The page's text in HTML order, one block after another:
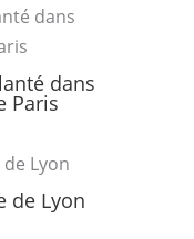
dans
Paris
de Lyon